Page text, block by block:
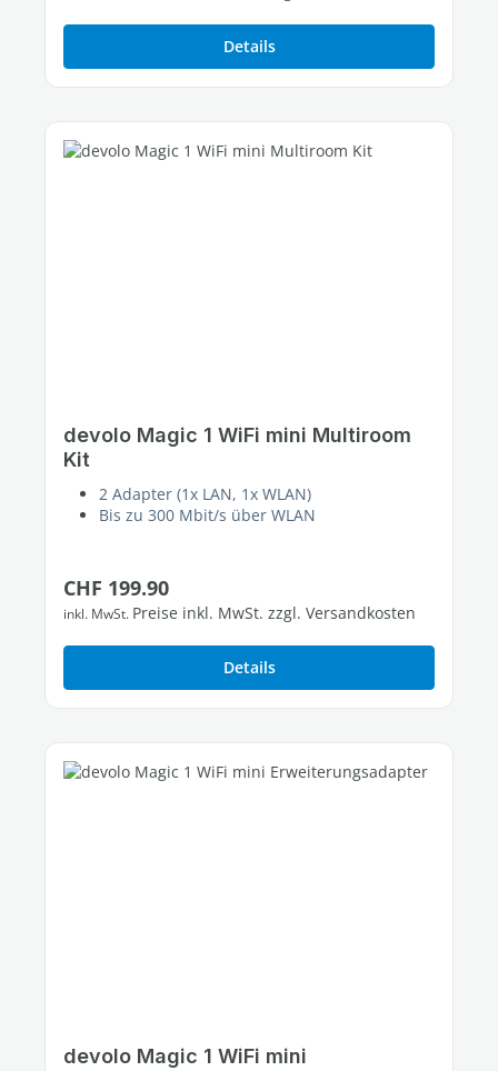
Details
devolo Magic 1 WiFi mini Multiroom
Kit
2 Adapter (1x LAN, 1x WLAN)
Bis zu 300 Mbit/s über WLAN
Regulärer Preis:
CHF 199.90
inkl. MwSt. Preise inkl. MwSt. zzgl. Versandkosten
Details
devolo Magic 1 WiFi mini